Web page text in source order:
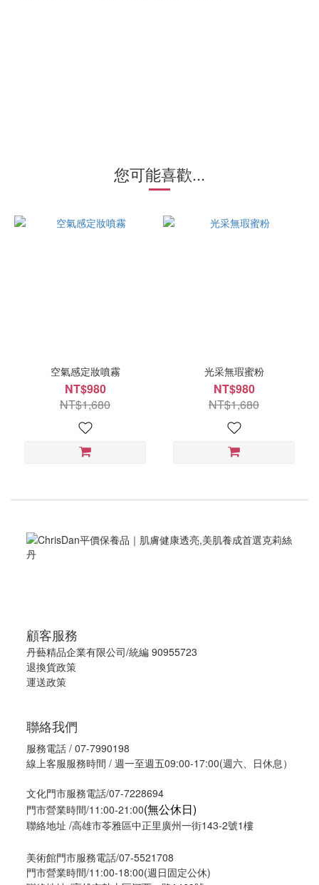
您可能喜歡...
空氣感定妝噴霧
NT$980
NT$1,680
光采無瑕蜜粉
NT$980
NT$1,680
顧客服務
丹藝精品企業有限公司/統編 90955723
退換貨政策
運送政策
聯絡我們
服務電話 / 07-7990198
線上客服服務時間 / 週一至週五09:00-17:00(週六、日休息）
文化門市服務電話/07-7228694
門市營業時間/11:00-21:00(無公休日)
聯絡地址 /高雄市苓雅區中正里廣州一街143-2號1樓
美術館門市服務電話/07-5521708
門市營業時間/11:00-18:00(週日固定公休)